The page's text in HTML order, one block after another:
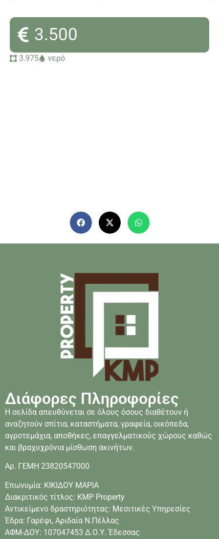
3.500
3.975 νερό
Διάφορες Πληροφορίες
Η σελίδα απευθύνεται σε όλους όσους διαθέτουν ή
αναζητούν σπίτια, καταστήματα, γραφεία, οικόπεδα,
αγροτεμάχια, αποθήκες, επαγγελματικούς χώρους καθώς
και βραχυχρόνια μίσθωση ακινήτων.
Αρ. ΓΕΜΗ 23820547000
Επωνυμία: ΚΙΚΙΔΟΥ ΜΑΡΙΑ
Διακριτικός τίτλος: KMP Property
Αντικείμενο δραστηριότητας: Μεσιτικές Υπηρεσίες
Έδρα: Γαρέφι, Αριδαία Ν.Πέλλας
ΑΦΜ-ΔΟΥ: 107047453 Δ.Ο.Υ. Έδεσσας